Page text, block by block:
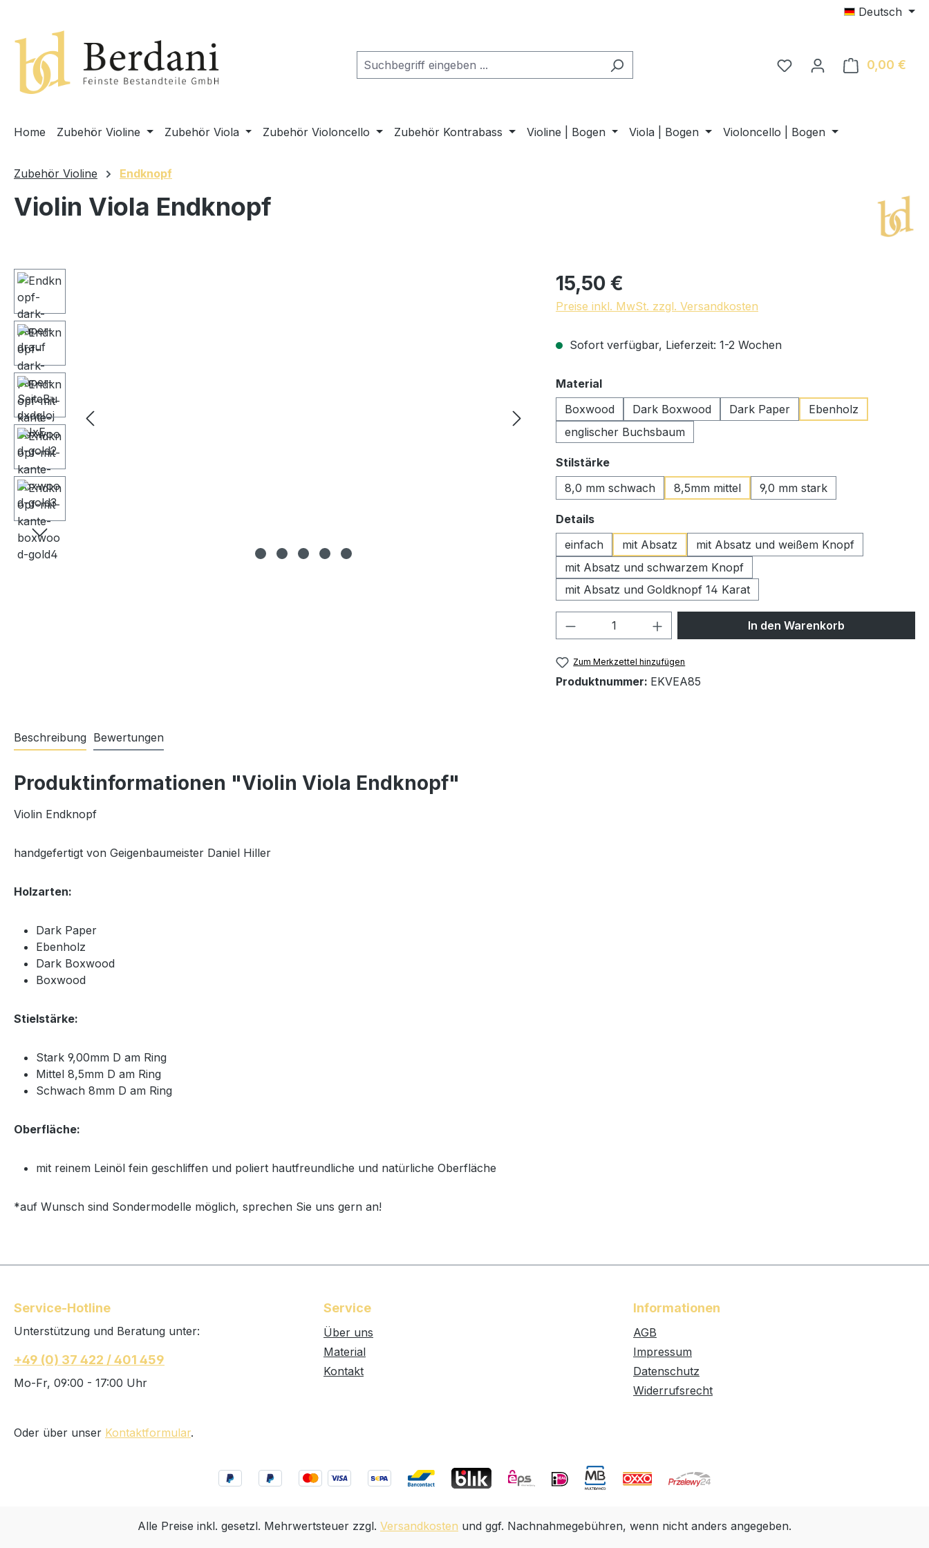
Deutsch
0,00 €
Home Zubehör Violine Zubehör Viola Zubehör Violoncello Zubehör Kontrabass Violine | Bogen Viola | Bogen Violoncello | Bogen
Zubehör Violine Endknopf
Violin Viola Endknopf
Bildergalerie überspringen 15,50 €
Preise inkl. MwSt. zzgl. Versandkosten
Sofort verfügbar, Lieferzeit: 1-2 Wochen
Materialauswählen
Boxwood
Dark Boxwood Dark Paper
Ebenholz
englischer Buchsbaum
Stilstärkeauswählen
8,0 mm schwach
8,5mm mittel 9,0 mm stark
Detailsauswählen
einfach
mit Absatz
mit Absatz und weißem Knopf
mit Absatz und schwarzem Knopf
mit Absatz und Goldknopf 14 Karat
Produkt Anzahl: Gib den gewünschten Wert
In den Warenkorb
Zum Merkzettel hinzufügen
Produktnummer: EKVEA85
Beschreibung Bewertungen
Produktinformationen "Violin Viola Endknopf"
Violin Endknopf
handgefertigt von Geigenbaumeister Daniel Hiller
Holzarten:
Dark Paper
Ebenholz
Dark Boxwood
Boxwood
Stielstärke:
Stark 9,00mm D am Ring
Mittel 8,5mm D am Ring
Schwach 8mm D am Ring
Oberfläche:
mit reinem Leinöl fein geschliffen und poliert hautfreundliche und natürliche Oberfläche
*auf Wunsch sind Sondermodelle möglich, sprechen Sie uns gern an!
Service-Hotline
Unterstützung und Beratung unter:
+49 (0) 37 422 / 401 459
Mo-Fr, 09:00 - 17:00 Uhr
Oder über unser Kontaktformular.
Service
Über uns
Material
Kontakt
Informationen
AGB
Impressum
Datenschutz
Widerrufsrecht
Alle Preise inkl. gesetzl. Mehrwertsteuer zzgl. Versandkosten und ggf. Nachnahmegebühren, wenn nicht anders angegeben.